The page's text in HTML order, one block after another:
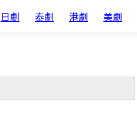
日劇 泰劇 港劇 美劇